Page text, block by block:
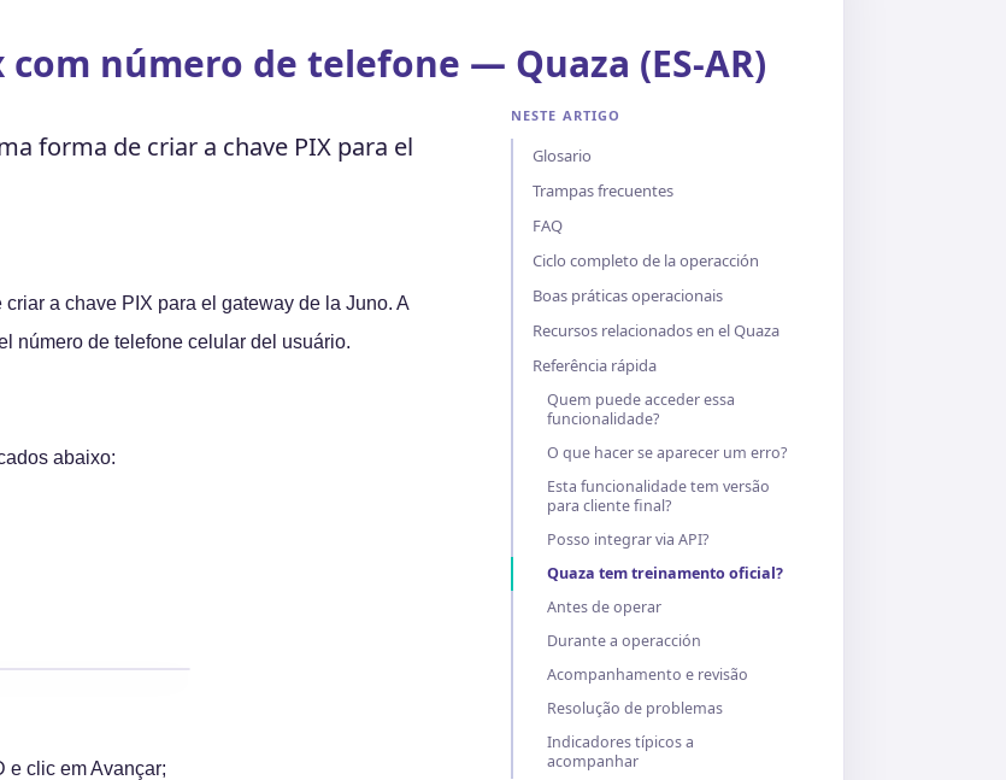
número de telefone — Quaza (ES-AR)
forma de criar a chave PIX para el
a chave PIX para el gateway de la Juno. A
número de telefone celular del usuário.
abaixo:
e clic em Avançar;
NESTE ARTIGO
Glosario
Trampas frecuentes
FAQ
Ciclo completo de la operacción
Boas práticas operacionais
Recursos relacionados en el Quaza
Referência rápida
Quem puede acceder essa
funcionalidade?
O que hacer se aparecer um erro?
Esta funcionalidade tem versão
para cliente final?
Posso integrar via API?
Quaza tem treinamento oficial?
Antes de operar
Durante a operacción
Acompanhamento e revisão
Resolução de problemas
Indicadores típicos a
acompanhar